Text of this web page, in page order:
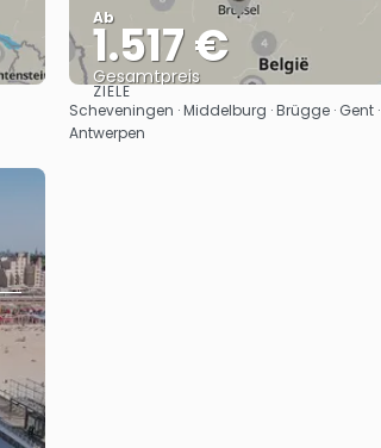
Ab
1.517 €
Gesamtpreis
Sehen
ZIELE
Scheveningen · Middelburg · Brügge · Gent ·
Antwerpen